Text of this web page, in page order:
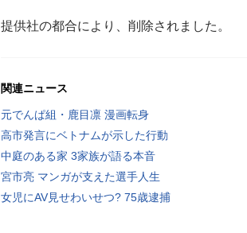
提供社の都合により、削除されました。
関連ニュース
元でんぱ組・鹿目凛 漫画転身
高市発言にベトナムが示した行動
中庭のある家 3家族が語る本音
宮市亮 マンガが支えた選手人生
女児にAV見せわいせつ? 75歳逮捕